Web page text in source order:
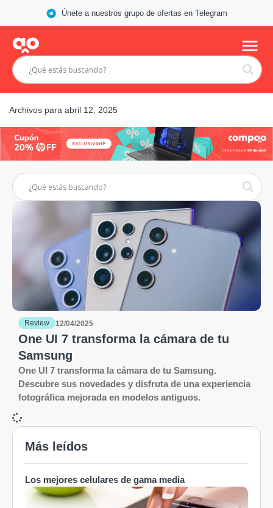
Únete a nuestros grupo de ofertas en Telegram
Archivos para abril 12, 2025
Review 12/04/2025
One UI 7 transforma la cámara de tu
Samsung
One UI 7 transforma la cámara de tu Samsung.
Descubre sus novedades y disfruta de una experiencia
fotográfica mejorada en modelos antiguos.
Más leídos
Los mejores celulares de gama media